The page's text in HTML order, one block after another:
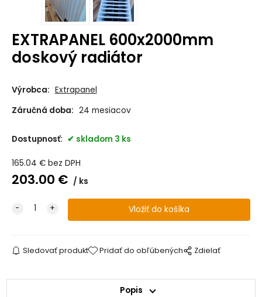
EXTRAPANEL 600x2000mm
doskový radiátor
Výrobca: Extrapanel
Záručná doba: 24 mesiacov
Dostupnosť: skladom 3 ks
165.04 € bez DPH
203.00 € ks
Sledovať produkt Pridať do obľúbených Zdielať
Popis